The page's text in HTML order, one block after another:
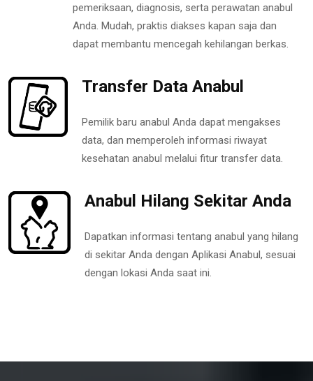
pemeriksaan, diagnosis, serta perawatan anabul
Anda. Mudah, praktis diakses kapan saja dan
dapat membantu mencegah kehilangan berkas.
Transfer Data Anabul
Pemilik baru anabul Anda dapat mengakses
data, dan memperoleh informasi riwayat
kesehatan anabul melalui fitur transfer data.
Anabul Hilang Sekitar Anda
Dapatkan informasi tentang anabul yang hilang
di sekitar Anda dengan Aplikasi Anabul, sesuai
dengan lokasi Anda saat ini.